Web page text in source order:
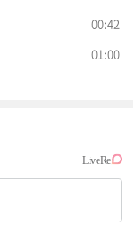
00:42
01:00